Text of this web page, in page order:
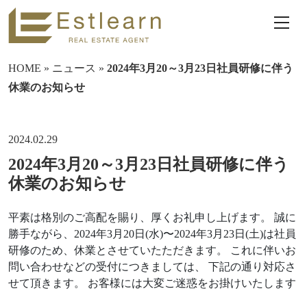
HOME » ニュース » 2024年3月20～3月23日社員研修に伴う
休業のお知らせ
2024.02.29
2024年3月20～3月23日社員研修に伴う
休業のお知らせ
平素は格別のご高配を賜り、厚くお礼申し上げます。 誠に
勝手ながら、2024年3月20日(水)〜2024年3月23日(土)は社員
研修のため、休業とさせていたただきます。 これに伴いお
問い合わせなどの受付につきましては、 下記の通り対応さ
せて頂きます。 お客様には大変ご迷惑をお掛けいたします